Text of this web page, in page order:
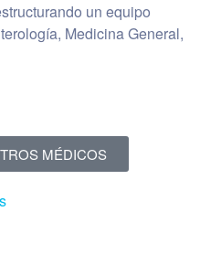
un equipo
Medicina General,
MÉDICOS